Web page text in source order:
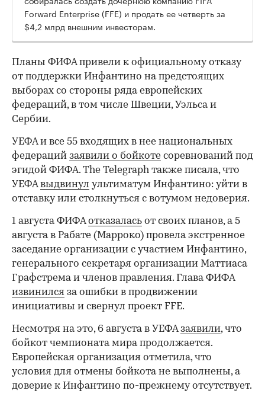
Forward Enterprise (FFE) и продать ее четверть за
$4,2 млрд внешним инвесторам.
Планы ФИФА привели к официальному отказу
от поддержки Инфантино на предстоящих
выборах со стороны ряда европейских
федераций, в том числе Швеции, Уэльса и
Сербии.
УЕФА и все 55 входящих в нее национальных
федераций заявили о бойкоте соревнований под
эгидой ФИФА. The Telegraph также писала, что
УЕФАвыдвинул ультиматум Инфантино: уйти в
отставку или столкнуться с вотумом недоверия.
1 августа ФИФАотказалась от своих планов, а 5
августа в Рабате (Марроко) провела экстренное
заседание организации с участием Инфантино,
генерального секретаря организации Маттиаса
Графстрема и членов правления. Глава ФИФА
извинился за ошибки в продвижении
инициативы и свернул проект FFE.
Несмотря на это, 6 августа в УЕФАзаявили, что
бойкот чемпионата мира продолжается.
Европейская организация отметила, что
условия для отмены бойкота не выполнены, а
доверие к Инфантино по-прежнему отсутствует.